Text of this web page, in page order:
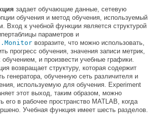
задает обучающие данные, сетевую
обучения и метод обучения, используемый
Вход к учебной функции является структурой
параметров и
возразите, что можно использовать,
прогресс обучения, значения записи метрик,
и произвести учебные графики.
возвращает структуру, которая содержит
генератора, обученную сеть различителя и
используемую для обучения. Experiment
этот выход, таким образом, можно
его в рабочее пространство MATLAB, когда
Учебная функция имеет шесть разделов.